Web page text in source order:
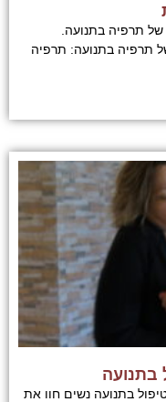
של תרפיה בתנועה.
תרפיה בתנועה: תרפיה
בתנועה
בתנועה נשים חוו את